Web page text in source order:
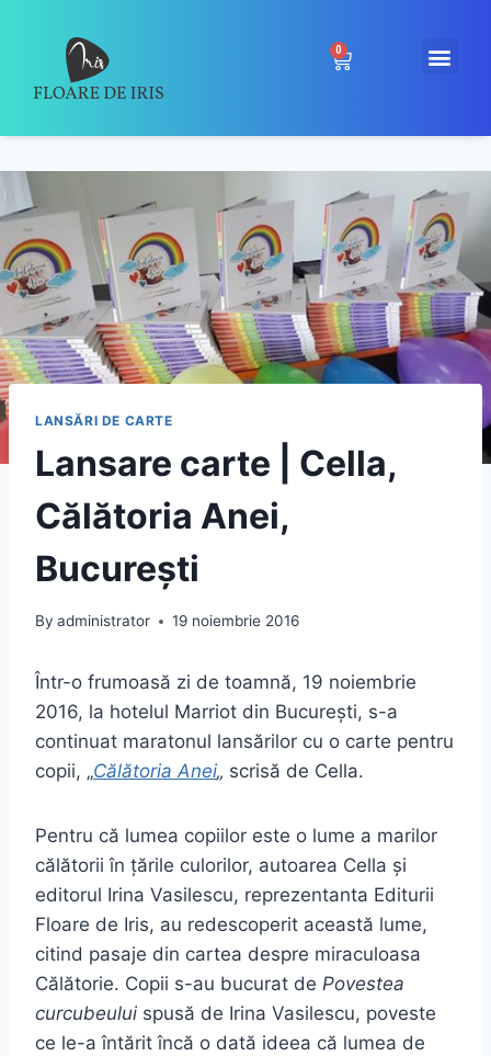
0
LANSĂRI DE CARTE
Lansare carte | Cella,
Călătoria Anei,
Bucureşti
By administrator 19 noiembrie 2016
Într-o frumoasă zi de toamnă, 19 noiembrie
2016, la hotelul Marriot din Bucureşti, s-a
continuat maratonul lansărilor cu o carte pentru
copii, „Călătoria Anei„ scrisă de Cella.
Pentru că lumea copiilor este o lume a marilor
călătorii în ţările culorilor, autoarea Cella şi
editorul Irina Vasilescu, reprezentanta Editurii
Floare de Iris, au redescoperit această lume,
citind pasaje din cartea despre miraculoasa
Călătorie. Copii s-au bucurat de Povestea
curcubeului spusă de Irina Vasilescu, poveste
ce le-a întărit încă o dată ideea că lumea de